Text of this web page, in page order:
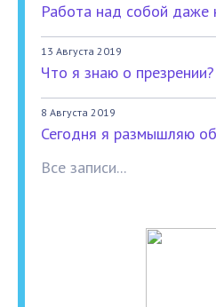
Работа над собой даже
13 Августа 2019
Что я знаю о презрении?
8 Августа 2019
Сегодня я размышляю
Все записи...